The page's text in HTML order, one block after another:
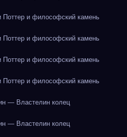
и философский камень
и философский камень
и философский камень
и философский камень
— Властелин колец
— Властелин колец